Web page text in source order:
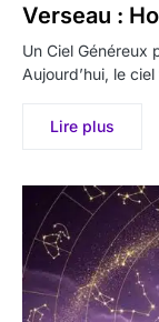
Verseau :
Un Ciel Généreux
Aujourd’hui, le
Lire plus